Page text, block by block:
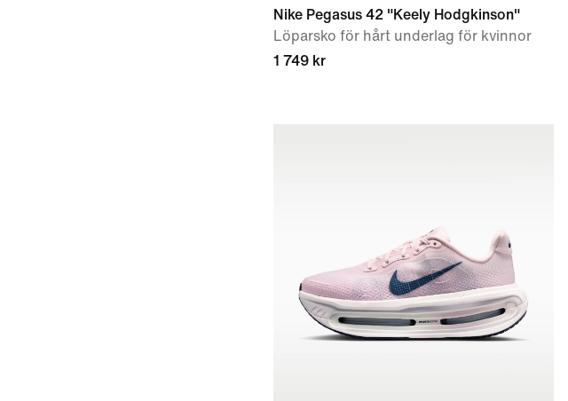
Nike Pegasus 42 "Keely Hodgkinson"
Löparsko för hårt underlag för kvinnor
1 749 kr